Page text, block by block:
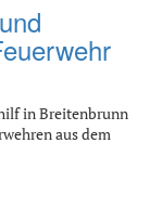
in Breitenbrunn
aus dem